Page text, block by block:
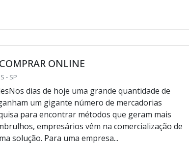
ONLINE
- SP
dias de hoje uma grande quantidade de
um gigante número de mercadorias
para encontrar métodos que geram mais
empresários vêm na comercialização de
solução. Para uma empresa...